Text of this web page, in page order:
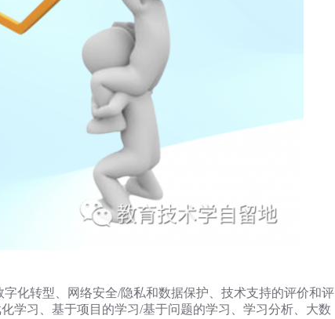
化转型、网络安全/隐私和数据保护、技术支持的评价和评
学习、基于项目的学习/基于问题的学习、学习分析、大数